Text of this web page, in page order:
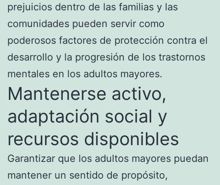
prejuicios dentro de las familias y las
comunidades pueden servir como
poderosos factores de protección contra el
desarrollo y la progresión de los trastornos
mentales en los adultos mayores.
Mantenerse activo,
adaptación social y
recursos disponibles
Garantizar que los adultos mayores puedan
mantener un sentido de propósito,